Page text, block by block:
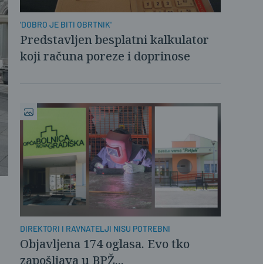
'DOBRO JE BITI OBRTNIK'
Predstavljen besplatni kalkulator
koji računa poreze i doprinose
DIREKTORI I RAVNATELJI NISU POTREBNI
Objavljena 174 oglasa. Evo tko
zapošljava u BPŽ...